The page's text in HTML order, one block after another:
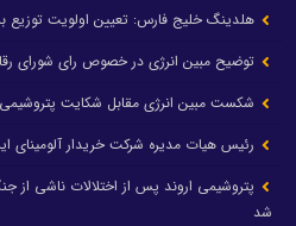
هلدینگ خلیج فارس: تعیین اولویت
توضیح مبین انرژی در خصوص رای شورای
شکست مبین انرژی مقابل شکایت
رئیس هیات مدیره شرکت خریدار آلومینای
شد